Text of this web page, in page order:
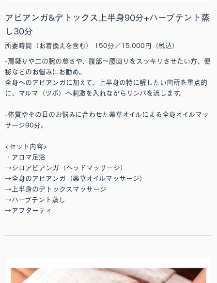
アビアンガ&デトックス上半身90分+ハーブテント蒸
し30分
所要時間（お着換えを含む） 150分／15,000円（税込）
-肩凝りや二の腕の怠さや、腹部～腰回りをスッキリさせたい方、便
秘などのお悩みにお勧め。
全身へのアビアンガに加えて、上半身の特に解したい箇所を重点的
に、マルマ（ツボ）へ刺激を入れながらリンパを流します。
-体質やその日のお悩みに合わせた薬草オイルによる全身オイルマッ
サージ90分。
<セット内容>
・アロマ足浴
→シロアビアンガ（ヘッドマッサージ）
→全身のアビアンガ（薬草オイルマッサージ）
→上半身のデトックスマッサージ
→ハーブテント蒸し
→アフターティ